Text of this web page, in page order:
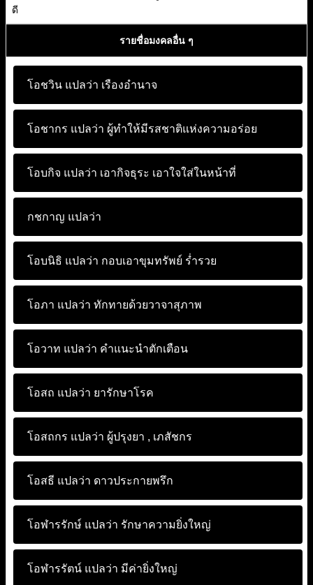
ดี
รายชื่อมงคลอื่น ๆ
โอชวิน แปลว่า เรืองอำนาจ
โอชากร แปลว่า ผู้ทำให้มีรสชาติแห่งความอร่อย
โอบกิจ แปลว่า เอากิจธุระ เอาใจใส่ในหน้าที่
กชกาญ แปลว่า
โอบนิธิ แปลว่า กอบเอาขุมทรัพย์ ร่ำรวย
โอภา แปลว่า ทักทายด้วยวาจาสุภาพ
โอวาท แปลว่า คำแนะนำตักเตือน
โอสถ แปลว่า ยารักษาโรค
โอสถกร แปลว่า ผู้ปรุงยา , เภสัชกร
โอสธี แปลว่า ดาวประกายพรึก
โอฬารรักษ์ แปลว่า รักษาความยิ่งใหญ่
โอฬารรัตน์ แปลว่า มีค่ายิ่งใหญ่